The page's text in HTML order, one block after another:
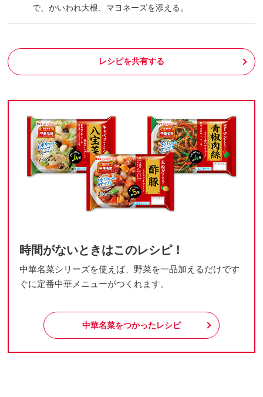
で、かいわれ大根、マヨネーズを添える。
レシピを共有する
時間がないときはこのレシピ！
中華名菜シリーズを使えば、野菜を一品加えるだけです
ぐに定番中華メニューがつくれます。
中華名菜をつかったレシピ